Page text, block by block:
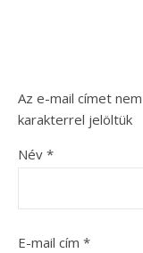
Az e-mail címet
karakterrel jelöltük
Név *
E-mail cím *